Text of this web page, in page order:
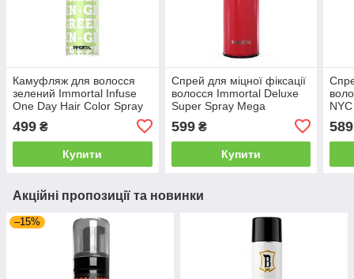
Камуфляж для волосся
зелений Immortal Infuse
One Day Hair Color Spray
Lime Green, 200 мл (INF-
168)
499 ₴
Купити
Спрей для міцної фіксації
волосся Immortal Deluxe
Super Spray Mega
599₴
Купити
589
Акційні пропозиції та новинки
–15%